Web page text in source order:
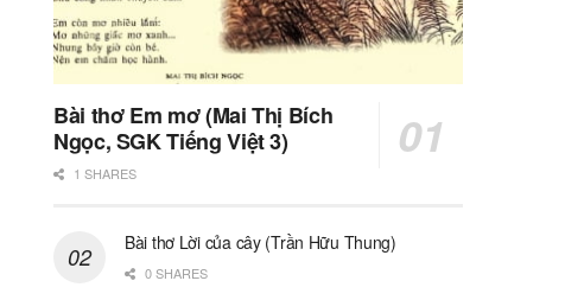
Bài thơ Em mơ (Mai Thị Bích
Ngọc, SGK Tiếng Việt 3)
1 SHARES
Bài thơ Lời của cây (Trần Hữu Thung)
0 SHARES